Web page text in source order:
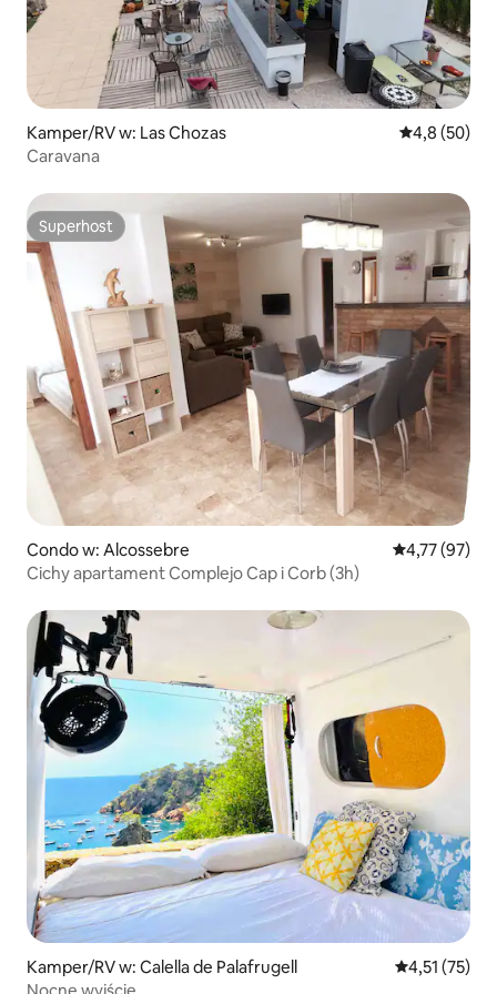
Kamper/RV w: Las Chozas Średnia
4,8 (50)
Caravana
Superhost
Superhost
Condo w: Alcossebre Średnia
4,77 (97)
Cichy apartament Complejo Cap i Corb (3h)
Kamper/RV w: Calella de Palafrugell Średnia
4,51 (75)
Nocne wyjście